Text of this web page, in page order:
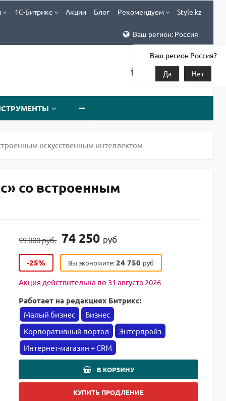
1С-Битрикс Акции Блог Рекомендуем Style.kz
Ваш регион: Россия
Ваш регион Россия?
Да
Нет
искусственным интеллектом
со встроенным
99 000 руб. 74 250 руб
-25% Вы экономите:24 750 руб
Акция действительна по 31 августа 2026
Работает на редакциях Битрикс:
Малый бизнес
Бизнес
Корпоративный портал
Энтерпрайз
Интернет-магазин + CRM
В КОРЗИНУ
КУПИТЬ ПРОДЛЕНИЕ